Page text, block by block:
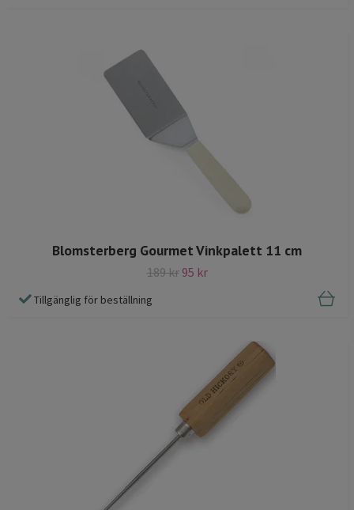
Blomsterberg Gourmet Vinkpalett 11 cm
189 kr 95 kr
Tillgänglig för beställning